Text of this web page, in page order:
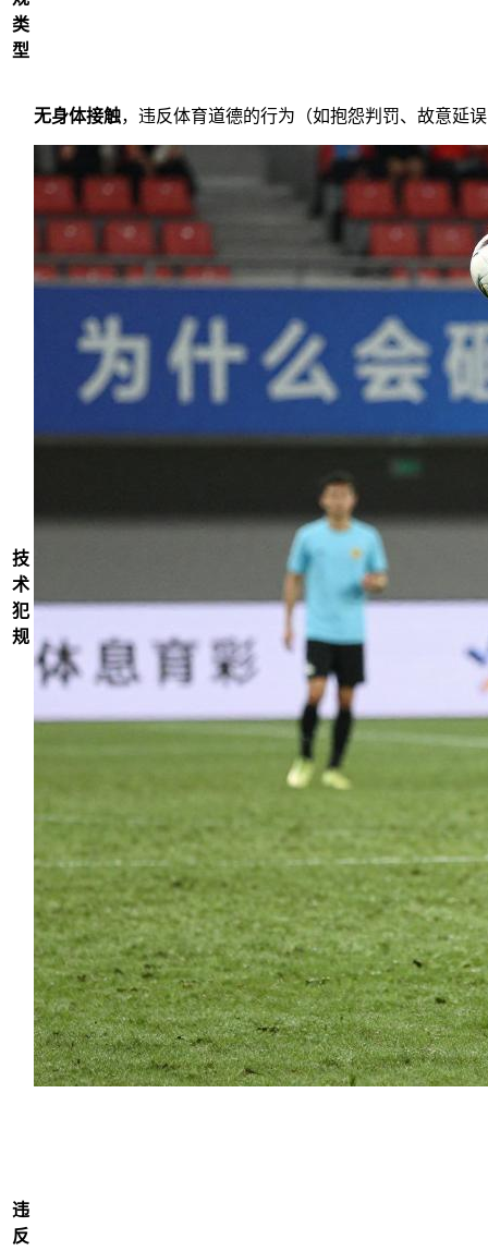
类
型
技
术
犯
规
无身体接触，违反体育道德的行为（如抱怨判罚、故意延
违
反